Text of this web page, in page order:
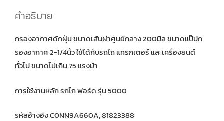
คำอธิบาย
กรองอากาศดักฝุ่น ขนาดเส้นผ่าศูนย์กลาง 200มิล ขนาดแป๊ปก
รองอากาศ 2-1/4นิ้ว ใช้ได้กับรถไถ แทรกเตอร์ และเครื่องยนต์
ทั่วไป ขนาดไม่เกิน 75 แรงม้า
การใช้งานหลัก รถไถ ฟอร์ด รุ่น 5000
รหัสอ้างอิง C0NN9A660A, 81823388